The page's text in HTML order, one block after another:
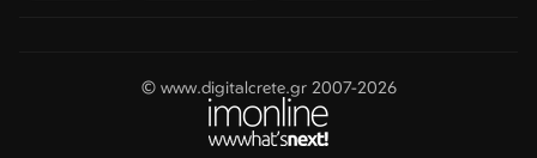
© www.digitalcrete.gr 2007-2026